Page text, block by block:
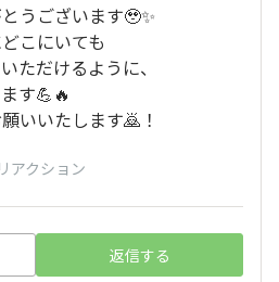
うございます🥹✨
こにいても
ただけるように、
す💪🔥
いいたします🙇！
アクション
返信する